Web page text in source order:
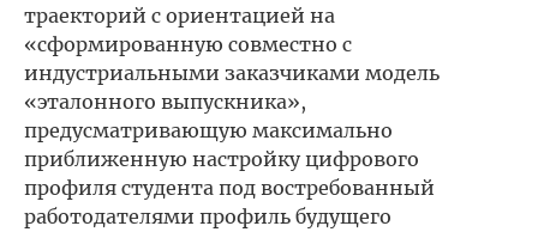
траекторий с ориентацией на
«сформированную совместно с
индустриальными заказчиками модель
«эталонного выпускника»,
предусматривающую максимально
приближенную настройку цифрового
профиля студента под востребованный
работодателями профиль будущего